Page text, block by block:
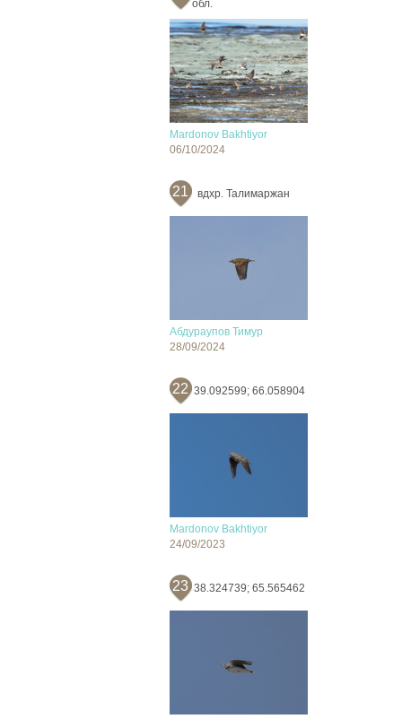
обл.
Mardonov Bakhtiyor
06/10/2024
21 вдхр. Талимаржан
Абдураупов Тимур
28/09/2024
22 39.092599; 66.058904
Mardonov Bakhtiyor
24/09/2023
23 38.324739; 65.565462